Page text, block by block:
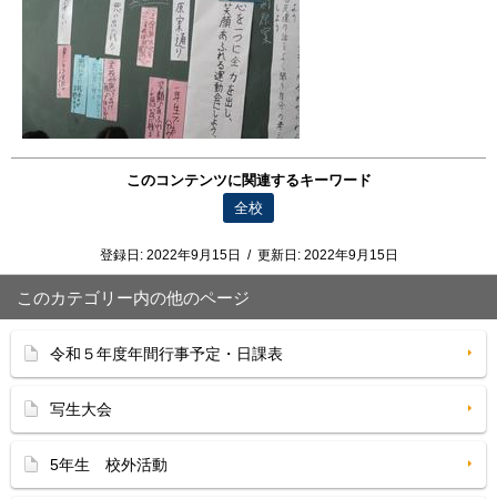
このコンテンツに関連するキーワード
全校
登録日: 2022年9月15日 / 更新日: 2022年9月15日
このカテゴリー内の他のページ
令和５年度年間行事予定・日課表
写生大会
5年生 校外活動